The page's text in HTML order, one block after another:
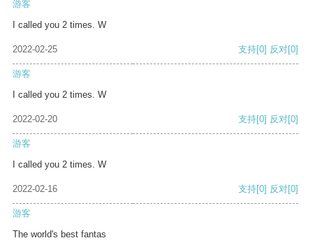
游客
I called you 2 times. W
2022-02-25 支持[0] 反对[0]
游客
I called you 2 times. W
2022-02-20 支持[0] 反对[0]
游客
I called you 2 times. W
2022-02-16 支持[0] 反对[0]
游客
The world's best fantas